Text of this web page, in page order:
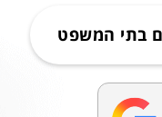
בתי המשפט